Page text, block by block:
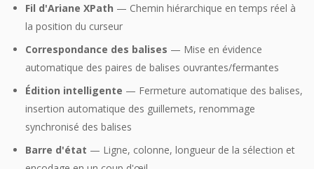
Fil d'Ariane XPath — Chemin hiérarchique en temps réel à
la position du curseur
Correspondance des balises — Mise en évidence
automatique des paires de balises ouvrantes/fermantes
Édition intelligente — Fermeture automatique des balises,
insertion automatique des guillemets, renommage
synchronisé des balises
Barre d'état — Ligne, colonne, longueur de la sélection et